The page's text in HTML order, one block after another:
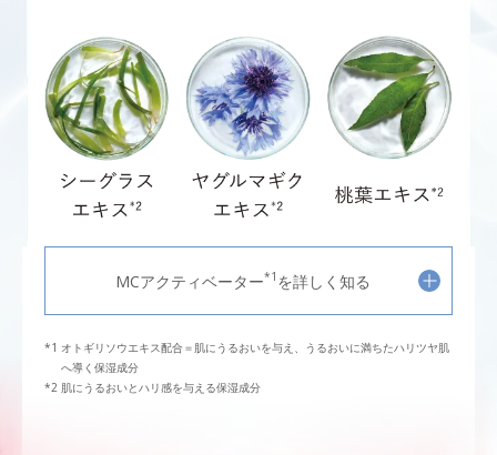
MCアクティベーター*1 を詳しく知る
オトギリソウエキス配合＝肌にうるおいを与え、うるおいに満ちたハリツヤ肌
へ導く保湿成分
肌にうるおいとハリ感を与える保湿成分